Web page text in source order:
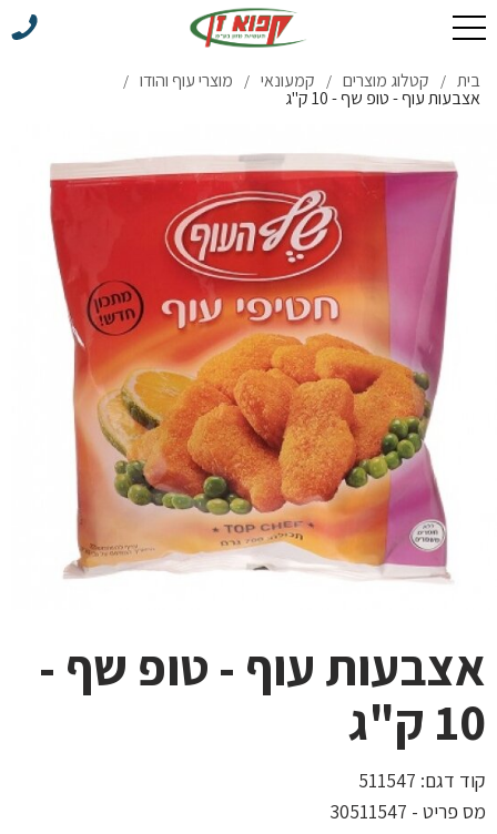
בית / קטלוג מוצרים / קמעונאי / מוצרי עוף והודו /
אצבעות עוף - טופ שף - 10 ק"ג
אצבעות עוף - טופ שף -
10 ק"ג
קוד דגם: 511547
מס פריט - 30511547